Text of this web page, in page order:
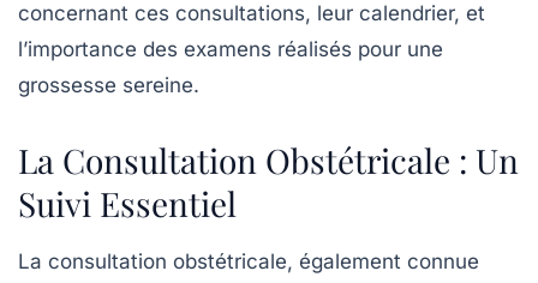
concernant ces consultations, leur calendrier, et
l’importance des examens réalisés pour une
grossesse sereine.
La Consultation Obstétricale : Un
Suivi Essentiel
La consultation obstétricale, également connue